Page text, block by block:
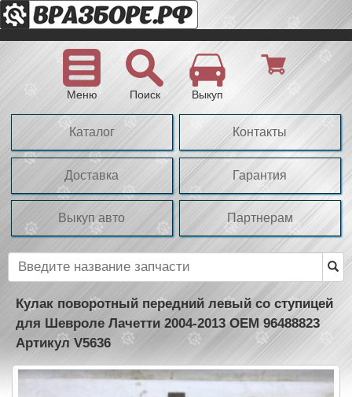
Меню Поиск Выкуп
Каталог Контакты
Доставка Гарантия
Выкуп авто Партнерам
Кулак поворотный передний левый со ступицей
для Шевроле Лачетти 2004-2013 OEM 96488823
Артикул V5636